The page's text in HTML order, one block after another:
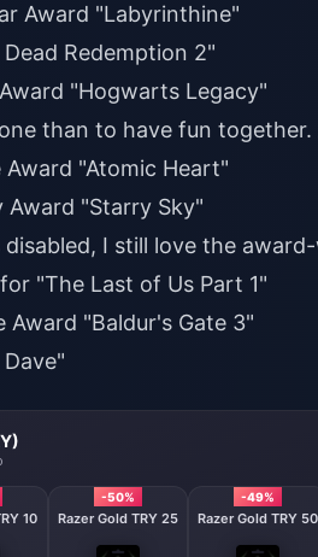
Award "Labyrinthine"
Redemption 2"
"Hogwarts Legacy"
than to have fun
"Atomic Heart"
Award "Starry Sky"
I still love the
"The Last of Us Part 1"
Award "Baldur's Gate 3"
10
-50%
Razer Gold TRY 25
-49%
Razer Gold TRY 50